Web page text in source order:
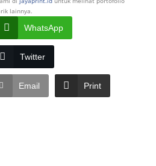
lainnya.
WhatsApp
Twitter
Email Print